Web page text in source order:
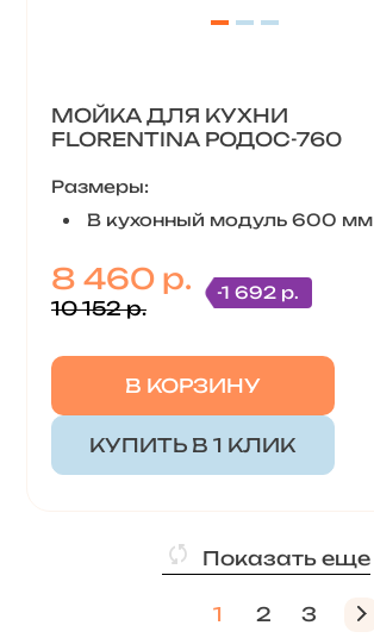
МОЙКА ДЛЯ КУХНИ
FLORENTINA РОДОС-760
Размеры:
В кухонный модуль 600 мм
8 460 р.
10 152 р.
-1 692 р.
В КОРЗИНУ
КУПИТЬ В 1 КЛИК
Показать еще
1 2 3